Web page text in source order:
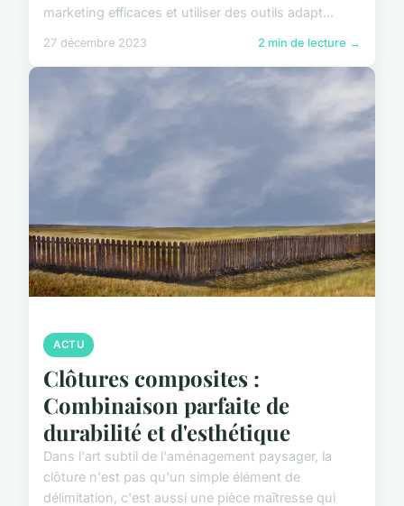
marketing efficaces et utiliser des outils adapt...
27 décembre 2023 2 min de lecture →
ACTU
Clôtures composites :
Combinaison parfaite de
durabilité et d'esthétique
Dans l'art subtil de l'aménagement paysager, la
clôture n'est pas qu'un simple élément de
délimitation, c'est aussi une pièce maîtresse qui